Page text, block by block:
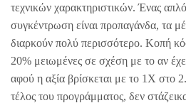
τεχνικών χαρακτηριστικών. Ένας
συγκέντρωση είναι προπαγάνδα, τα
διαρκούν πολύ περισσότερο. Κοπή
20% μειωμένες σε σχέση με το αν
αφού η αξία βρίσκεται με το 1Χ στο
τέλος του προγράμματος, δεν